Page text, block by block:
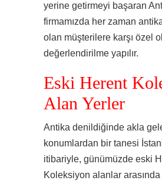
yerine getirmeyi başaran
firmamızda her zaman antika
olan müşterilere karşı özel
değerlendirilme yapılır.
Eski Herent
Alan Yerler
Antika denildiğinde akla
konumlardan bir tanesi
itibariyle, günümüzde eski
Koleksiyon alanlar